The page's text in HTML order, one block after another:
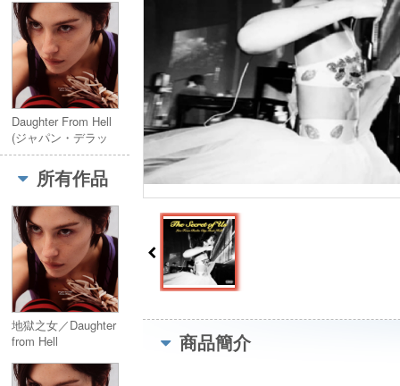
Daughter From Hell
(ジャパン・デラッ
クス・エディショ
所有作品
地獄之女／Daughter
from Hell
商品簡介